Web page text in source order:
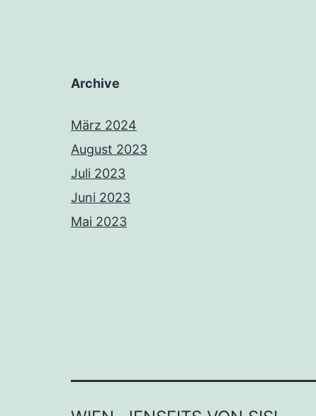
Archive
März 2024
August 2023
Juli 2023
Juni 2023
Mai 2023